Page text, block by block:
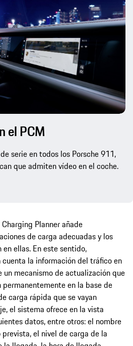
el PCM
serie en todos los Porsche 911,
que admiten vídeo en el coche.
Planner añade
de carga adecuadas y los
ellas. En este sentido,
la información del tráfico en
un mecanismo de actualización que
en la base de
carga rápida que se vayan
el sistema ofrece en la vista
datos, entre otros: el nombre
el nivel de carga de la